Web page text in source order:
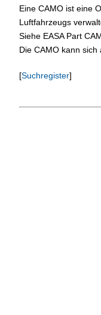
Eine CAMO ist eine
Luftfahrzeugs
Siehe EASA Part
Die CAMO kann sich
[Suchregister]